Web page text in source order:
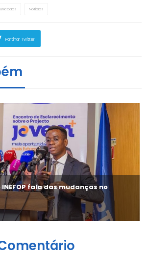
Notícias
Partilhar Twitter
fala das mudanças no